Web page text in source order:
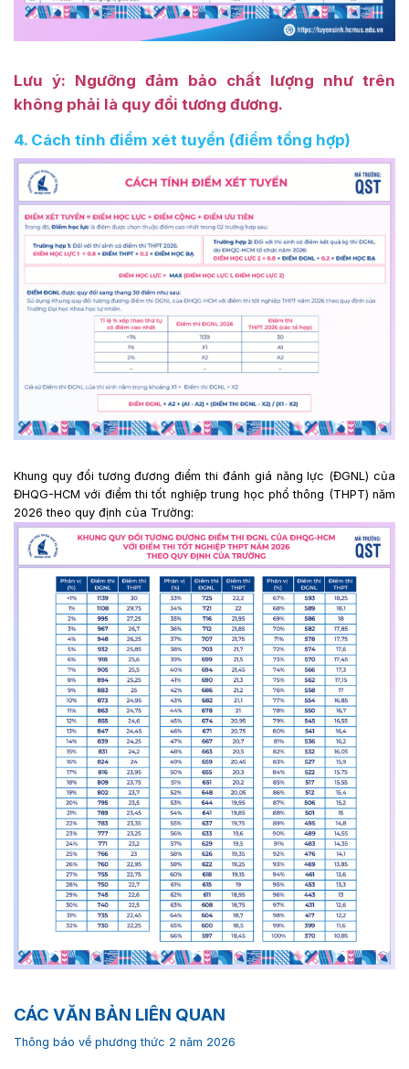
Lưu ý: Ngưỡng đảm bảo chất lượng như trên
không phải là quy đổi tương đương.
4. Cách tính điểm xét tuyển (điểm tổng hợp)
Khung quy đổi tương đương điểm thi đánh giá năng lực (ĐGNL) của
ĐHQG-HCM với điểm thi tốt nghiệp trung học phổ thông (THPT) năm
2026 theo quy định của Trường:
CÁC VĂN BẢN LIÊN QUAN
Thông báo về phương thức 2 năm 2026